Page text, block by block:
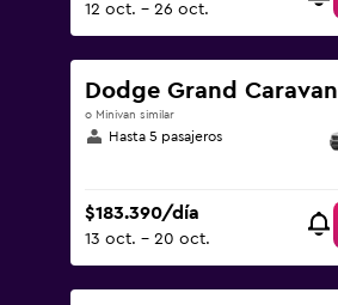
12 oct. - 26 oct.
Dodge Grand Caravan
o Minivan similar
Hasta 5 pasajeros
$183.390/día
13 oct. - 20 oct.